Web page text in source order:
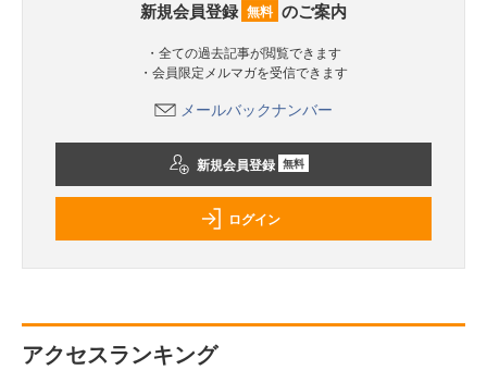
新規会員登録 無料 のご案内
・全ての過去記事が閲覧できます
・会員限定メルマガを受信できます
メールバックナンバー
新規会員登録 無料
ログイン
アクセスランキング